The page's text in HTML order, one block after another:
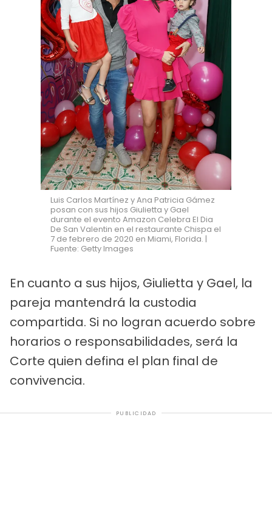
Luis Carlos Martínez y Ana Patricia Gámez
posan con sus hijos Giulietta y Gael
durante el evento Amazon Celebra El Dia
De San Valentin en el restaurante Chispa el
7 de febrero de 2020 en Miami, Florida. |
Fuente: Getty Images
En cuanto a sus hijos, Giulietta y Gael, la
pareja mantendrá la custodia
compartida. Si no logran acuerdo sobre
horarios o responsabilidades, será la
Corte quien defina el plan final de
convivencia.
PUBLICIDAD